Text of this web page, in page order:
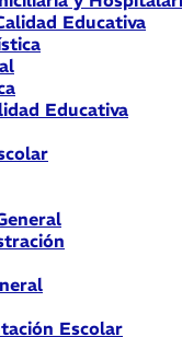
Educativa
Educativa
Escolar